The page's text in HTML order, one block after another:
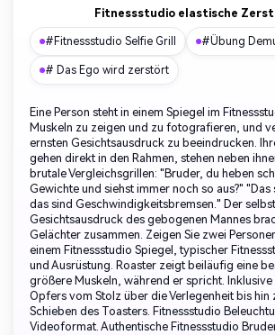
Fitnessstudio elastische
#Fitnessstudio Selfie Grill #Übung
# Das Ego wird zerstört
Eine Person steht in einem Spiegel im
Muskeln zu zeigen und zu fotografieren, und
ernsten Gesichtsausdruck zu beeindrucken.
gehen direkt in den Rahmen, stehen neben
brutale Vergleichsgrillen: "Bruder, du heben
Gewichte und siehst immer noch so aus?" "Das
das sind Geschwindigkeitsbremsen." Der
Gesichtsausdruck des gebogenen Mannes
Gelächter zusammen. Zeigen Sie zwei
einem Fitnessstudio Spiegel, typischer
und Ausrüstung. Roaster zeigt beiläufig eine
größere Muskeln, während er spricht. Inklusive
Opfers vom Stolz über die Verlegenheit bis hin
Schieben des Toasters. Fitnessstudio
Videoformat. Authentische Fitnessstudio